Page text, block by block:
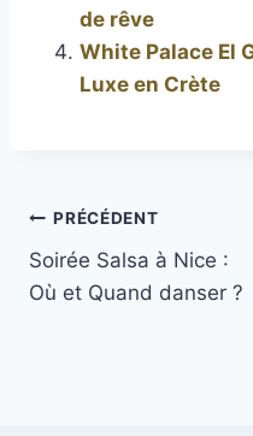
de rêve
White Palace El
Luxe en Crète
Navigation
de
PRÉCÉDENT
Soirée Salsa à Nice :
Où et Quand danser ?